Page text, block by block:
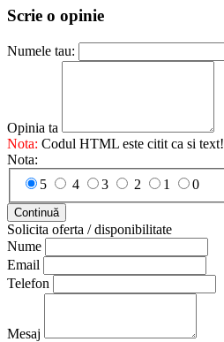
Scrie o opinie
Numele tau:
Opinia ta
Nota: Codul HTML este citit ca si text!
Nota:
5
4 3 2 1 0
Continuă
Solicita oferta / disponibilitate
Nume
Email
Telefon
Mesaj